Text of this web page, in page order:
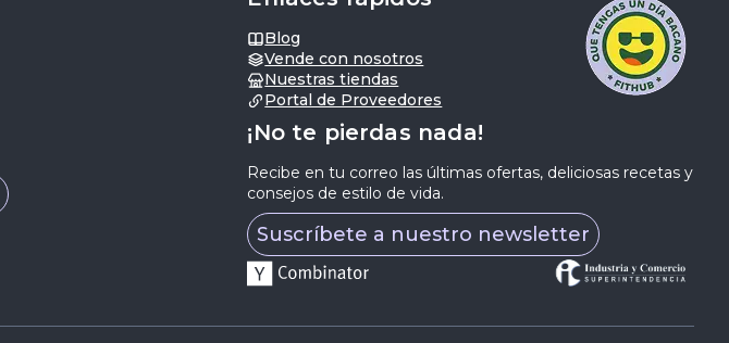
Blog
Vende con nosotros
Nuestras tiendas
Portal de Proveedores
¡No te pierdas nada!
Recibe en tu correo las últimas ofertas, deliciosas recetas y
consejos de estilo de vida.
Suscríbete a nuestro newsletter